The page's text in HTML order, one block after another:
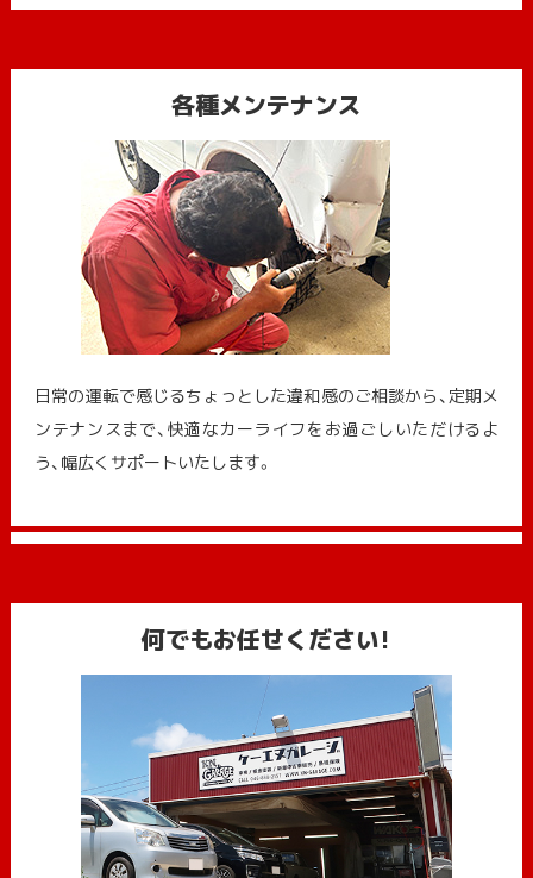
各種メンテナンス
日常の運転で感じるちょっとした違和感のご相談から、定期メ
ンテナンスまで、快適なカーライフをお過ごしいただけるよ
う、幅広くサポートいたします。
何でもお任せください!